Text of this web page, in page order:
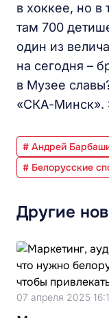
в хоккее, но в
там 700
один из
на сегодня –
в Музее
«СКА-Минск».
# Андрей
# Белорусские
Другие
07 апреля 2025